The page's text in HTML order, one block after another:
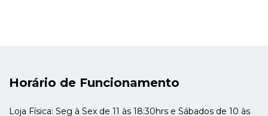
Horário de Funcionamento
Loja Física: Seg à Sex de 11 às 18:30hrs e Sábados de 10 às